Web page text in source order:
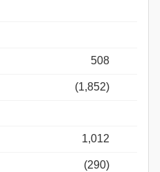
508
(1,852)
1,012
(290)